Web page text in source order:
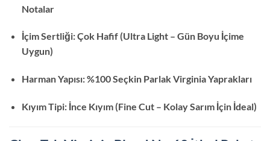
Notalar
İçim Sertliği: Çok Hafif (Ultra Light – Gün Boyu İçime
Uygun)
Harman Yapısı: %100 Seçkin Parlak Virginia Yaprakları
Kıyım Tipi: İnce Kıyım (Fine Cut – Kolay Sarım İçin İdeal)